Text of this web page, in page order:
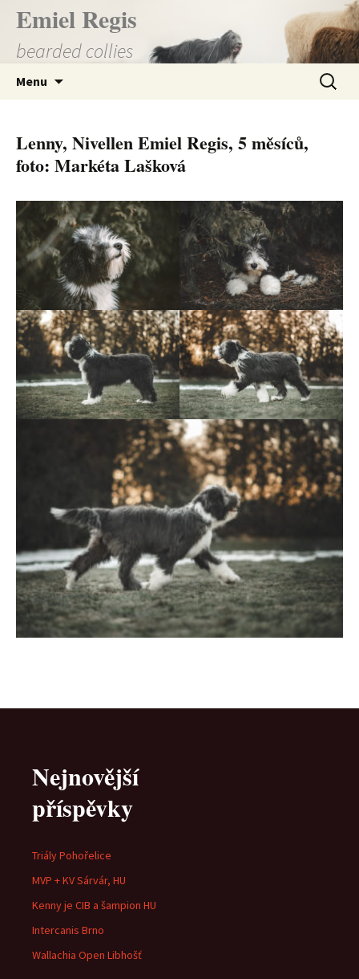
Přejít
obsahu
Emiel Regis
bearded collies
Menu
Lenny, Nivellen Emiel Regis, 5 měsíců,
foto: Markéta Lašková
Nejnovější
příspěvky
Triály Pohořelice
MVP + KV Sárvár, HU
Kenny je CIB a šampion HU
Intercanis Brno
Wallachia Open Libhošť